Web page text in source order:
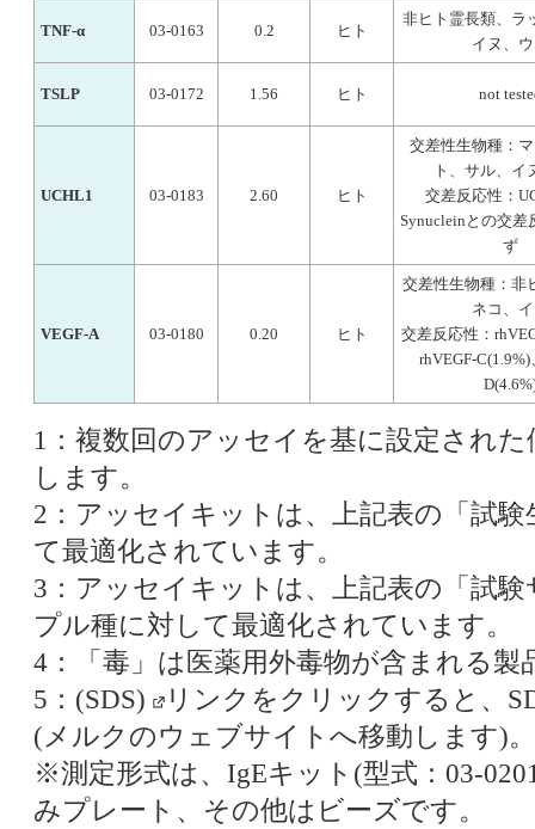
TNF-α 03-0163 0.2 ヒト
非ヒト霊長類、ラ
イヌ、
TSLP 03-0172 1.56 ヒト not
UCHL1 03-0183 2.60 ヒト
交差性生物種：
ト、サル、イ
交差反応性：
Synucleinとの交差
ず
VEGF-A 03-0180 0.20 ヒト
交差性生物種：非
ネコ、
交差反応性：
rhVEGF-C(1.9%)
1：複数回のアッセイを基に設定され
します。
2：アッセイキットは、上記表の「試
て最適化されています。
3：アッセイキットは、上記表の「試
プル種に対して最適化されています。
4：「毒」は医薬用外毒物が含まれる製
5：(SDS)
リンクをクリックすると、
(メルクのウェブサイトへ移動します)。
※測定形式は、IgEキット(型式：03-
みプレート、その他はビーズです。